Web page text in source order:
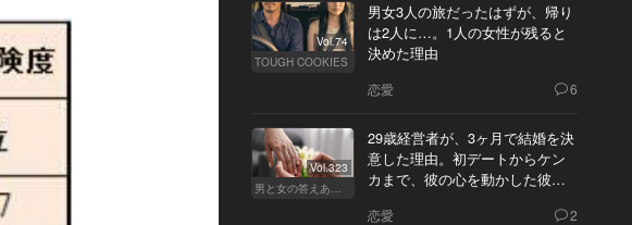
Vol.74
TOUGH COOKIES
男女3人の旅だったはずが、帰り
は2人に…。1人の女性が残ると
決めた理由
恋愛 6
Vol.323
男と女の答えあわせ【Q】
29歳経営者が、3ヶ月で結婚を決
意した理由。初デートからケン
カまで、彼の心を動かした彼女
恋愛 2